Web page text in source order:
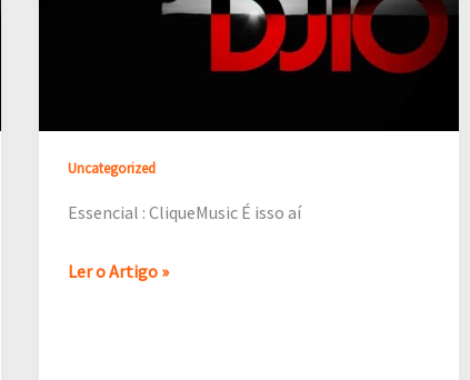
Uncategorized
Essencial : CliqueMusic É isso aí
Ler o Artigo »